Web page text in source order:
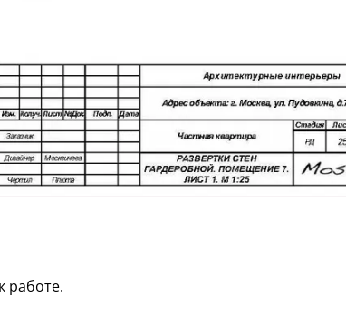
работе.